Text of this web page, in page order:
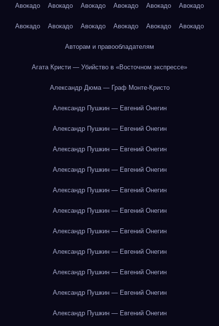
Авокадо Авокадо Авокадо Авокадо Авокадо Авокадо
Авокадо Авокадо Авокадо Авокадо Авокадо Авокадо
Авторам и правообладателям
Агата Кристи — Убийство в «Восточном экспрессе»
Александр Дюма — Граф Монте-Кристо
Александр Пушкин — Евгений Онегин
Александр Пушкин — Евгений Онегин
Александр Пушкин — Евгений Онегин
Александр Пушкин — Евгений Онегин
Александр Пушкин — Евгений Онегин
Александр Пушкин — Евгений Онегин
Александр Пушкин — Евгений Онегин
Александр Пушкин — Евгений Онегин
Александр Пушкин — Евгений Онегин
Александр Пушкин — Евгений Онегин
Александр Пушкин — Евгений Онегин